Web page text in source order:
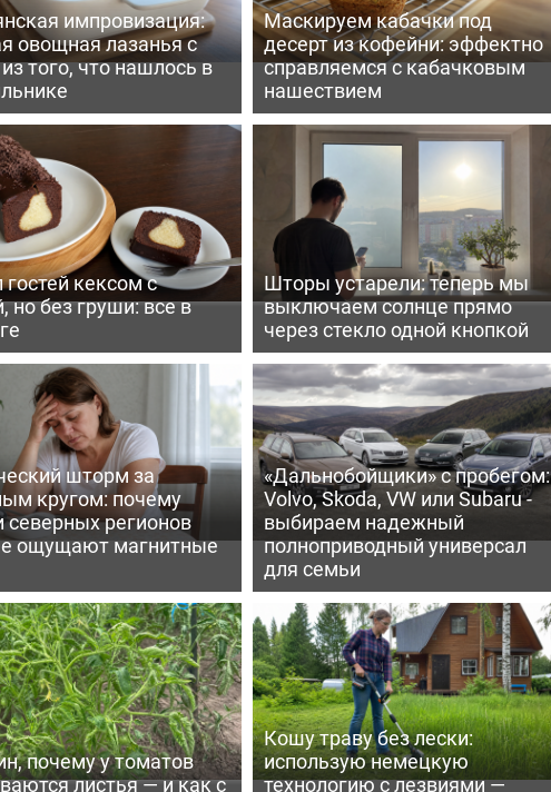
импровизация:
овощная лазанья с
того, что нашлось в
Маскируем кабачки под
десерт из кофейни: эффектно
справляемся с кабачковым
нашествием
кексом с
но без груши: все в
Шторы устарели: теперь мы
выключаем солнце прямо
через стекло одной кнопкой
шторм за
кругом: почему
северных регионов
ощущают магнитные
«Дальнобойщики» с пробегом:
Volvo, Skoda, VW или Subaru -
выбираем надежный
полноприводный универсал
для семьи
почему у томатов
листья — и как с
Кошу траву без лески:
использую немецкую
технологию с лезвиями —